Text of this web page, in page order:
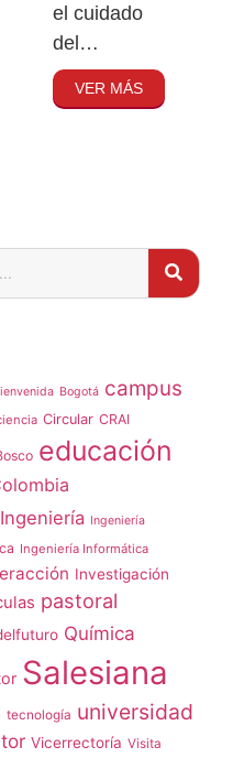
Bogotá campus
Circular CRAI
educación
Ingeniería Ingeniería
Ingeniería Informática
Investigación
pastoral
Química
Salesiana
tecnología universidad
Vicerrectoría Visita
el cuidado
del…
VER MÁS